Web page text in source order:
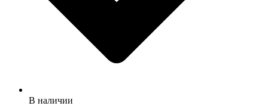
В наличии